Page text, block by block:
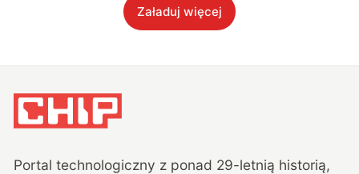
Załaduj więcej
Portal technologiczny z ponad 29-letnią historią,